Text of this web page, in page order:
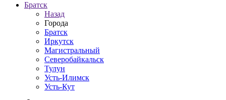
Братск
Назад
Города
Братск
Иркутск
Магистральный
Северобайкальск
Тулун
Усть-Илимск
Усть-Кут